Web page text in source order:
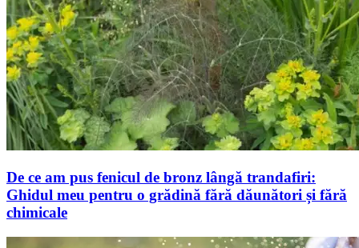
De ce am pus fenicul de bronz lângă trandafiri:
Ghidul meu pentru o grădină fără dăunători și fără
chimicale